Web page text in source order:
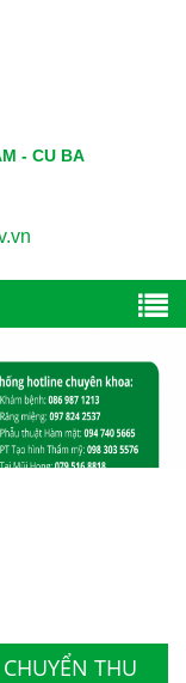
- CU BA
THU